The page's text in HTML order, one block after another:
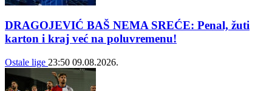
DRAGOJEVIĆ BAŠ NEMA SREĆE: Penal, žuti
karton i kraj već na poluvremenu!
Ostale lige 23:50 09.08.2026.